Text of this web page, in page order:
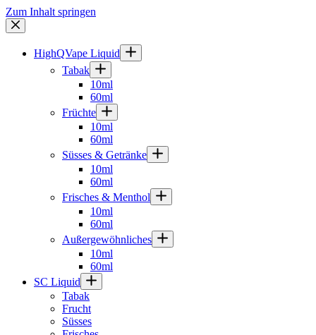
Zum Inhalt springen
HighQVape Liquid
Tabak
10ml
60ml
Früchte
10ml
60ml
Süsses & Getränke
10ml
60ml
Frisches & Menthol
10ml
60ml
Außergewöhnliches
10ml
60ml
SC Liquid
Tabak
Frucht
Süsses